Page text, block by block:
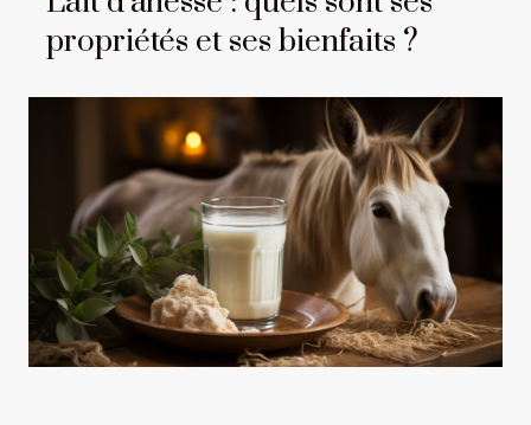
propriétés et ses bienfaits ?